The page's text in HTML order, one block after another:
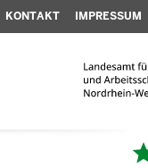
KONTAKT IMPRESSUM